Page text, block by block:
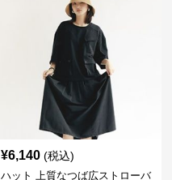
¥6,140 (税込)
ハット 上質なつば広ストローバ